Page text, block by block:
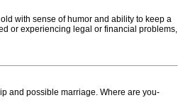
with sense of humor and ability to keep a
or experiencing legal or financial problems,
and possible marriage. Where are you-